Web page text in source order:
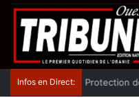
Infos en Direct: Protection